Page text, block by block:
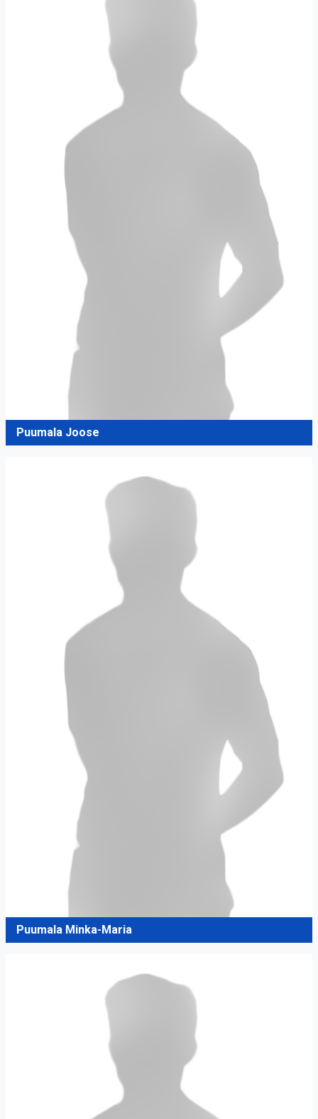
Puumala Joose
Puumala Minka-Maria